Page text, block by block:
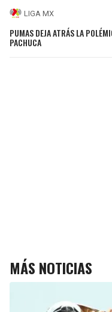
LIGA MX
PUMAS DEJA ATRÁS LA
PACHUCA
MÁS NOTICIAS